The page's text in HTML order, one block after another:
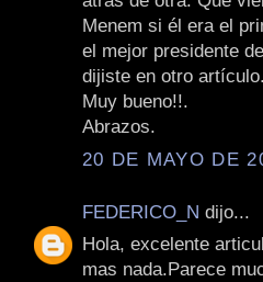
Menem si él era el
el mejor presidente
dijiste en otro artículo.
Muy bueno!!.
Abrazos.
20 DE MAYO DE
FEDERICO_N dijo...
Hola, excelente
mas nada.Parece